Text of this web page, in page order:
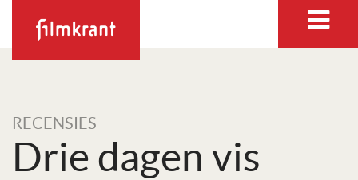
RECENSIES
Drie dagen vis